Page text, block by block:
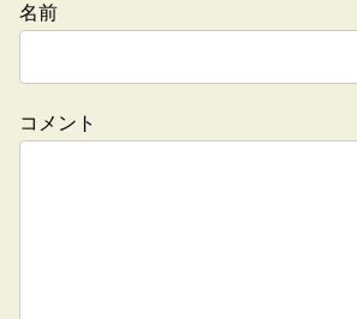
名前
コメント